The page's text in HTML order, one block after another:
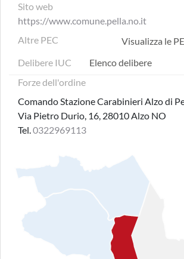
Sito web
https://www.comune.pella.no.it
Altre PEC
Visualizza le
Delibere IUC
Elenco delibere
Forze dell'ordine
Comando Stazione Carabinieri Alzo di
Via Pietro Durio, 16, 28010 Alzo NO
Tel.0322969113